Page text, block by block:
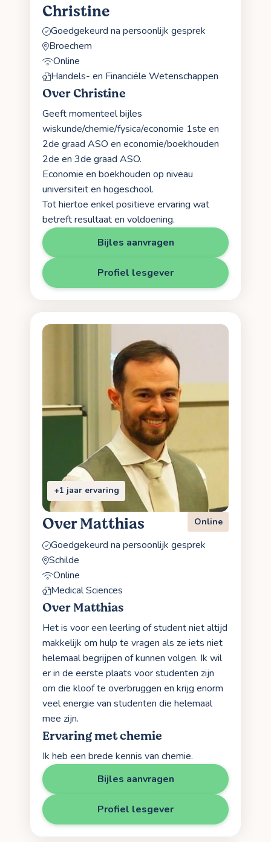
Christine
Goedgekeurd na persoonlijk gesprek
Broechem
Online
Handels- en Financiële Wetenschappen
Over Christine
Geeft momenteel bijles
wiskunde/chemie/fysica/economie 1ste en
2de graad ASO en economie/boekhouden
2de en 3de graad ASO.
Economie en boekhouden op niveau
universiteit en hogeschool.
Tot hiertoe enkel positieve ervaring wat
betreft resultaat en voldoening.
Bijles aanvragen
Profiel lesgever
+1 jaar ervaring
Over Matthias Online
Goedgekeurd na persoonlijk gesprek
Schilde
Online
Medical Sciences
Over Matthias
Het is voor een leerling of student niet altijd
makkelijk om hulp te vragen als ze iets niet
helemaal begrijpen of kunnen volgen. Ik wil
er in de eerste plaats voor studenten zijn
om die kloof te overbruggen en krijg enorm
veel energie van studenten die helemaal
mee zijn.
Ervaring met chemie
Ik heb een brede kennis van chemie.
Bijles aanvragen
Profiel lesgever